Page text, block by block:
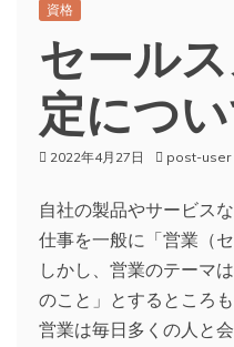
資格
セール
定につ
2022年4月27日 post-user
自社の製品やサービス
仕事を一般に「営業（
しかし、営業のテーマ
のこと」とするところも
営業は毎日多くの人と